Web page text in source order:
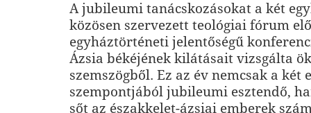
A jubileumi tanácskozásokat a két
közösen szervezett teológiai fórum
egyháztörténeti jelentőségű
Ázsia békéjének kilátásait vizsgálta
szemszögből. Ez az év nemcsak a két
szempontjából jubileumi esztendő,
sőt az északkelet-ázsiai emberek